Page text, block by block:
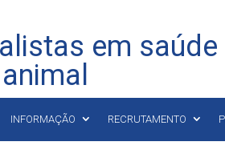
em saúde
animal
INFORMAÇÃO RECRUTAMENTO